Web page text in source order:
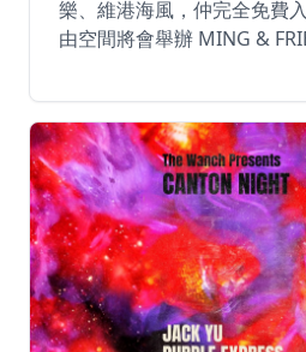
樂、維港海風，仲完全免費
由空間將會舉辦 MING &
Live」係西九文化區嘅恆常
本地獨立音樂人、樂隊同新
台。演出風格多元，氣氛輕
同朋友一齊出嚟嘅最佳選擇。 帶埋朋友，揀個
位置，喺維港海風下盡情享受現
期：2026年7月3日（星期
8:30 📍 西九文化區藝術公
🎟 免費入場 — 無需事先購